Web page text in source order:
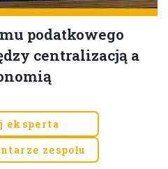
podatkowego
centralizacją a
eksperta
zespołu